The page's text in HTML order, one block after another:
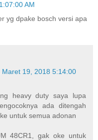
AM
yg dpake bosch versi apa
Maret 19, 2018 5:14:00
heavy duty saya lupa
ada ditengah
untuk semua adonan
48CR1, gak oke untuk